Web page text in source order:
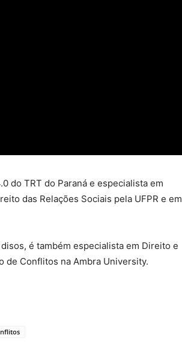
do TRT do Paraná e especialista em
das Relações Sociais pela UFPR e em
é também especialista em Direito e
de Conflitos na Ambra University.